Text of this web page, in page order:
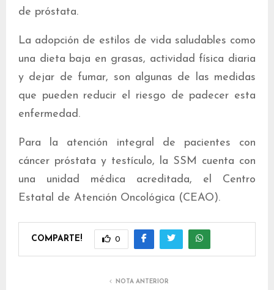
de próstata.
La adopción de estilos de vida saludables como
una dieta baja en grasas, actividad física diaria
y dejar de fumar, son algunas de las medidas
que pueden reducir el riesgo de padecer esta
enfermedad.
Para la atención integral de pacientes con
cáncer próstata y testículo, la SSM cuenta con
una unidad médica acreditada, el Centro
Estatal de Atención Oncológica (CEAO).
COMPARTE! 0
NOTA ANTERIOR